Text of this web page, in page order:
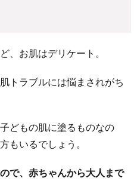
、お肌はデリケート。
トラブルには悩まされがち
どもの肌に塗るものなの
もいるでしょう。
で、赤ちゃんから大人まで